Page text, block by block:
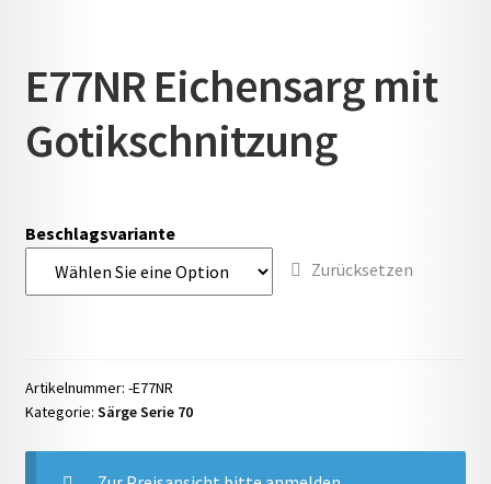
E77NR Eichensarg mit
Gotikschnitzung
Beschlagsvariante
Zurücksetzen
Artikelnummer: -E77NR
Kategorie: Särge Serie 70